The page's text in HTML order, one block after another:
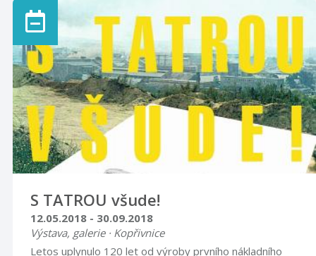
Otevírací doba úterý – pátek 8.00 – 12.00 13.00 –
17.00 sobota, neděle, svátky 9.00 – 16.00
S TATROU všude!
12.05.2018 - 30.09.2018
Výstava, galerie · Kopřivnice
Letos uplynulo 120 let od výroby prvního nákladního